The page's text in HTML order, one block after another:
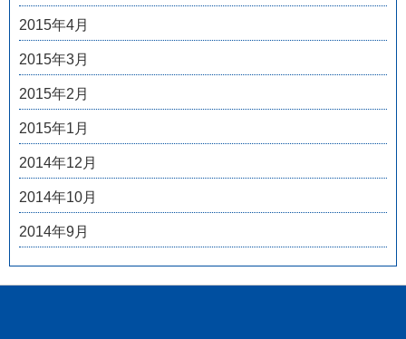
2015年4月
2015年3月
2015年2月
2015年1月
2014年12月
2014年10月
2014年9月